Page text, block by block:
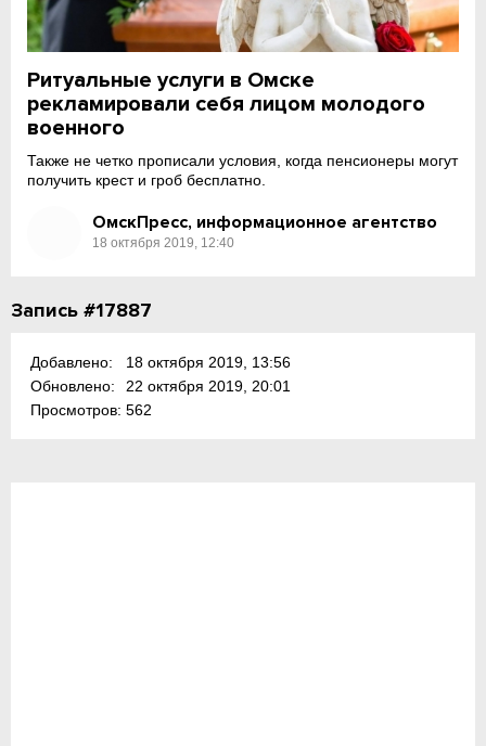
Ритуальные услуги в Омске
рекламировали себя лицом молодого
военного
Также не четко прописали условия, когда пенсионеры могут
получить крест и гроб бесплатно.
ОмскПресс, информационное агентство
18 октября 2019, 12:40
Запись #17887
Добавлено:
18 октября 2019, 13:56
Обновлено:
22 октября 2019, 20:01
Просмотров: 562